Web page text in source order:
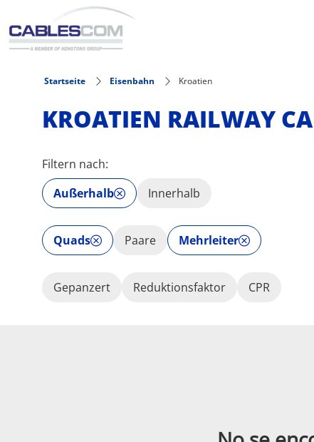
Direkt zum Inhalt
Startseite Eisenbahn Kroatien
KROATIEN RAILWAY
Filtern nach:
Außerhalb
Innerhalb
Quads Paare Mehrleiter
Gepanzert Reduktionsfaktor CPR